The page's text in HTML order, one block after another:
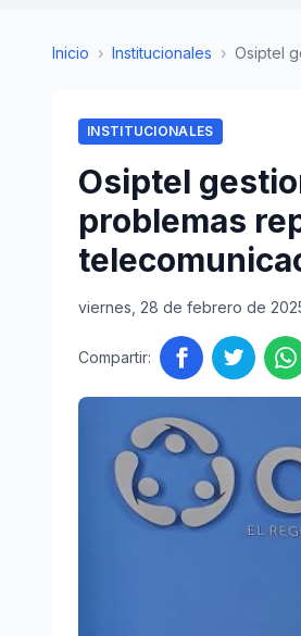
Inicio › Institucionales › Osiptel
INSTITUCIONALES
Osiptel
problemas
viernes, 28 de febrero de
Compartir: